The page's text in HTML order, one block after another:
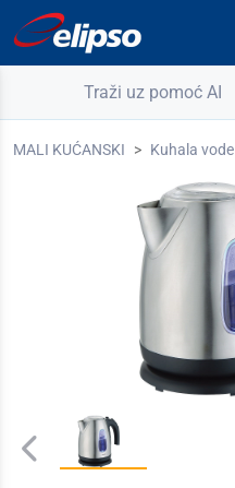
Traži uz pomoć AI
MALI KUĆANSKI Kuhala vode